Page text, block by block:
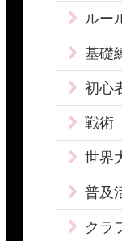
ルー
基礎
初心
戦術
世界
普及
クラ